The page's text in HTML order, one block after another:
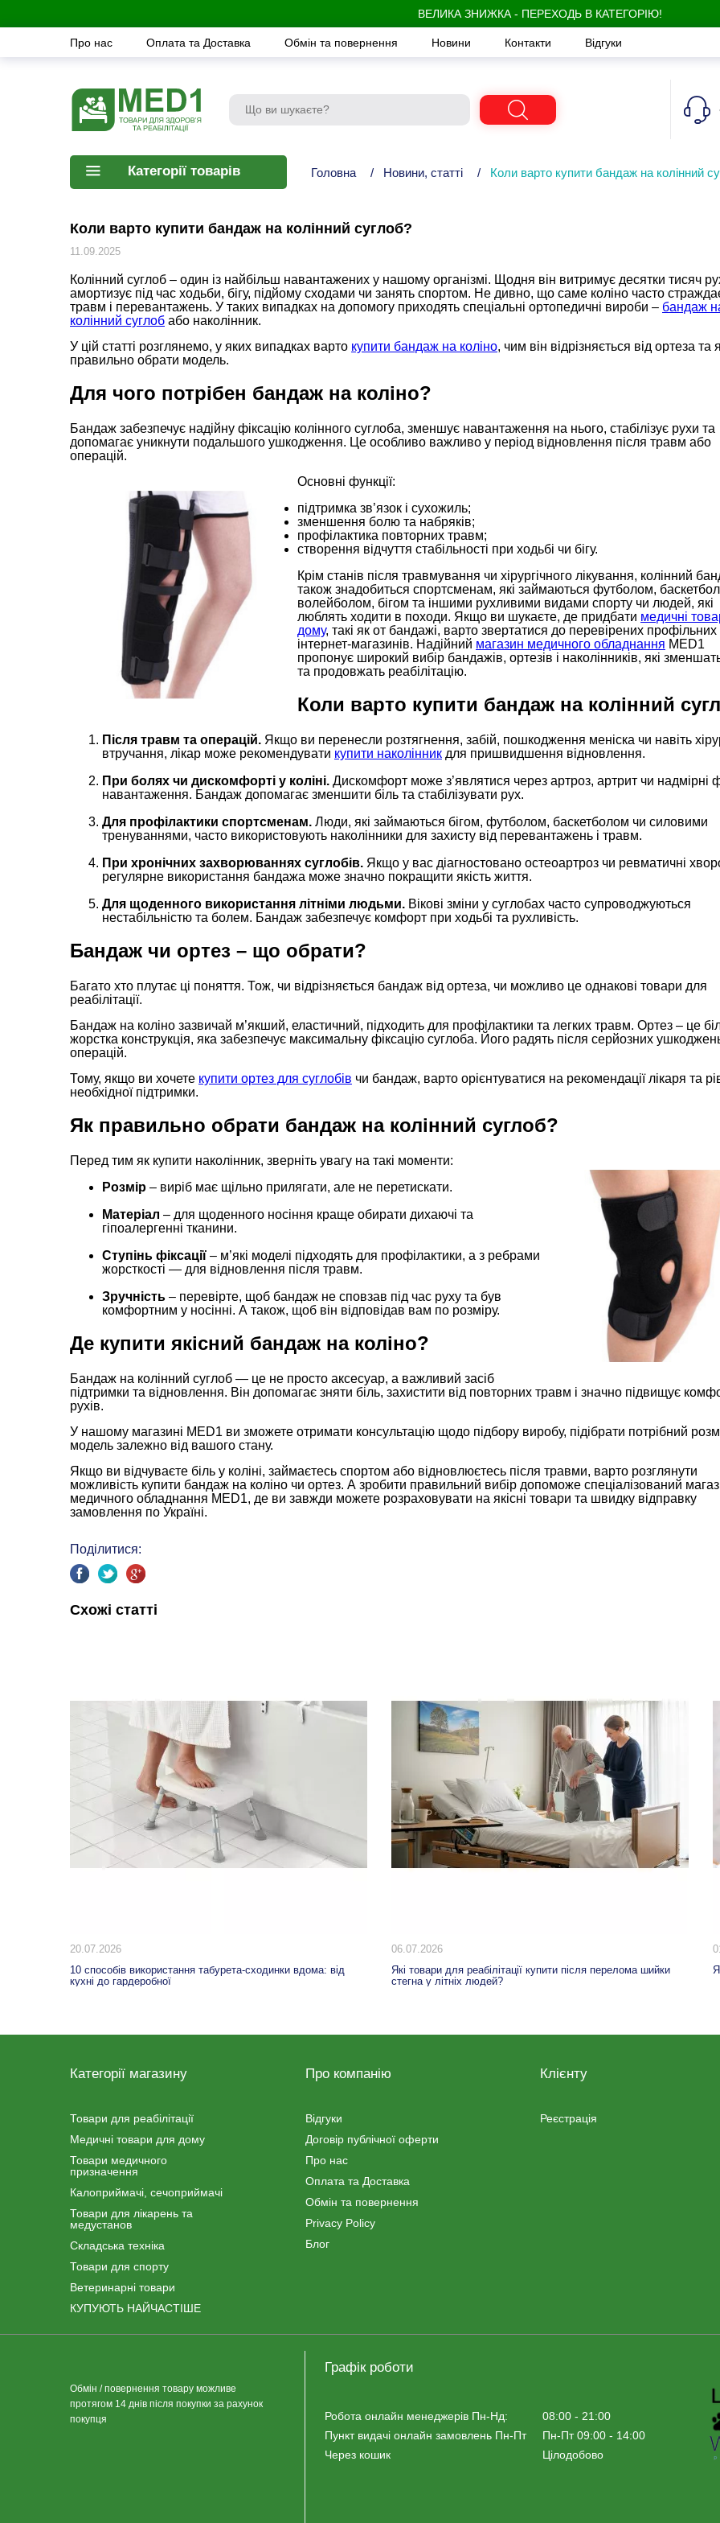
ВЕЛИКА ЗНИЖКА - ПЕРЕХОДЬ В КАТЕГОРІЮ!
Про нас Оплата та Доставка Обмін та повернення Новини Контакти Відгуки
Категорії товарів Головна / Новини, статті / Коли варто купити бандаж на колінний
Коли варто купити бандаж на колінний суглоб?
11.09.2025
Колінний суглоб – один із найбільш навантажених у нашому організмі. Щодня він витримує десятки тисяч
амортизує під час ходьби, бігу, підйому сходами чи занять спортом. Не дивно, що саме коліно часто
травм і перевантажень. У таких випадках на допомогу приходять спеціальні ортопедичні вироби – бандаж
колінний суглоб або наколінник.
У цій статті розглянемо, у яких випадках варто купити бандаж на коліно, чим він відрізняється від ортеза та
правильно обрати модель.
Для чого потрібен бандаж на коліно?
Бандаж забезпечує надійну фіксацію колінного суглоба, зменшує навантаження на нього, стабілізує рухи та
допомагає уникнути подальшого ушкодження. Це особливо важливо у період відновлення після травм або
операцій.
Основні функції:
підтримка зв’язок і сухожиль;
зменшення болю та набряків;
профілактика повторних травм;
створення відчуття стабільності при ходьбі чи бігу.
Крім станів після травмування чи хірургічного лікування, колінний
також знадобиться спортсменам, які займаються футболом,
волейболом, бігом та іншими рухливими видами спорту чи людей, які
люблять ходити в походи. Якщо ви шукаєте, де придбати медичні
дому, такі як от бандажі, варто звертатися до перевірених профільних
інтернет-магазинів. Надійний магазин медичного обладнання MED1
пропонує широкий вибір бандажів, ортезів і наколінників, які
та продовжать реабілітацію.
Коли варто купити бандаж на колінний
Після травм та операцій. Якщо ви перенесли розтягнення, забій, пошкодження меніска чи навіть
втручання, лікар може рекомендувати купити наколінник для пришвидшення відновлення.
При болях чи дискомфорті у коліні. Дискомфорт може з’являтися через артроз, артрит чи надмірні
навантаження. Бандаж допомагає зменшити біль та стабілізувати рух.
Для профілактики спортсменам. Люди, які займаються бігом, футболом, баскетболом чи силовими
тренуваннями, часто використовують наколінники для захисту від перевантажень і травм.
При хронічних захворюваннях суглобів. Якщо у вас діагностовано остеоартроз чи ревматичні
регулярне використання бандажа може значно покращити якість життя.
Для щоденного використання літніми людьми. Вікові зміни у суглобах часто супроводжуються
нестабільністю та болем. Бандаж забезпечує комфорт при ходьбі та рухливість.
Бандаж чи ортез – що обрати?
Багато хто плутає ці поняття. Тож, чи відрізняється бандаж від ортеза, чи можливо це однакові товари для
реабілітації.
Бандаж на коліно зазвичай м’якший, еластичний, підходить для профілактики та легких травм. Ортез – це
жорстка конструкція, яка забезпечує максимальну фіксацію суглоба. Його радять після серйозних
операцій.
Тому, якщо ви хочете купити ортез для суглобів чи бандаж, варто орієнтуватися на рекомендації лікаря та
необхідної підтримки.
Як правильно обрати бандаж на колінний суглоб?
Перед тим як купити наколінник, зверніть увагу на такі моменти:
Розмір – виріб має щільно прилягати, але не перетискати.
Матеріал – для щоденного носіння краще обирати дихаючі та
гіпоалергенні тканини.
Ступінь фіксації – м’які моделі підходять для профілактики, а з ребрами
жорсткості — для відновлення після травм.
Зручність – перевірте, щоб бандаж не сповзав під час руху та був
комфортним у носінні. А також, щоб він відповідав вам по розміру.
Де купити якісний бандаж на коліно?
Бандаж на колінний суглоб — це не просто аксесуар, а важливий засіб
підтримки та відновлення. Він допомагає зняти біль, захистити від повторних травм і значно підвищує
рухів.
У нашому магазині MED1 ви зможете отримати консультацію щодо підбору виробу, підібрати потрібний
модель залежно від вашого стану.
Якщо ви відчуваєте біль у коліні, займаєтесь спортом або відновлюєтесь після травми, варто розглянути
можливість купити бандаж на коліно чи ортез. А зробити правильний вибір допоможе спеціалізований
медичного обладнання MED1, де ви завжди можете розраховувати на якісні товари та швидку відправку
замовлення по Україні.
Поділитися:
Схожі статті
20.07.2026
10 способів використання табурета-сходинки вдома: від
кухні до гардеробної
06.07.2026
Які товари для реабілітації купити після перелома шийки
стегна у літніх людей?
Категорії магазину
Товари для реабілітації
Медичні товари для дому
Товари медичного
призначення
Калоприймачі, сечоприймачі
Товари для лікарень та
медустанов
Складська техніка
Товари для спорту
Ветеринарні товари
КУПУЮТЬ НАЙЧАСТІШЕ
Про компанію
Відгуки
Договір публічної оферти
Про нас
Оплата та Доставка
Обмін та повернення
Privacy Policy
Блог
Клієнту
Реєстрація
Обмін / повернення товару можливе
протягом 14 днів після покупки за рахунок
покупця
Графік роботи
Робота онлайн менеджерiв Пн-Нд:
08:00 - 21:00
Пункт видачі онлайн замовлень Пн-Пт
Пн-Пт 09:00 - 14:00
Через кошик
Цілодобово